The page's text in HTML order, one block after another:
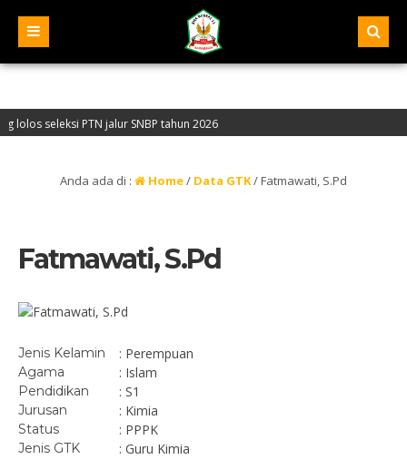
seleksi PTN jalur SNBP tahun 2026
: 30401068 – Akreditasi “A” – Alamat : Jalan Pelita IV, Samarinda –
Anda ada di : Home/ Data GTK/Fatmawati, S.Pd
Fatmawati, S.Pd
Jenis Kelamin : Perempuan
Agama : Islam
Pendidikan : S1
Jurusan : Kimia
Status : PPPK
Jenis GTK : Guru Kimia